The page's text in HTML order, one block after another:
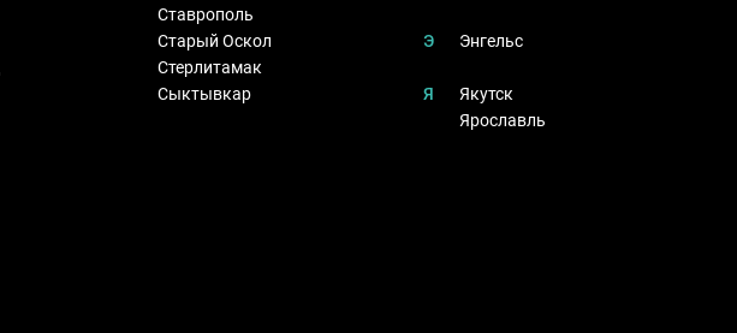
Ставрополь
Старый Оскол
Стерлитамак
Сыктывкар
Э Энгельс
Я
Якутск
Ярославль